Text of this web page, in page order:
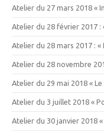
Atelier du 27 mars 2018 «
Atelier du 28 février 2017 :
Atelier du 28 mars 2017 :
Atelier du 28 novembre
Atelier du 29 mai 2018 «
Atelier du 3 juillet 2018 «
Atelier du 30 janvier 2018